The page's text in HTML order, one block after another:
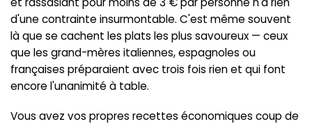
d'une contrainte insurmontable. C'est même souvent
là que se cachent les plats les plus savoureux — ceux
que les grand-mères italiennes, espagnoles ou
françaises préparaient avec trois fois rien et qui font
encore l'unanimité à table.
Vous avez vos propres recettes économiques coup de